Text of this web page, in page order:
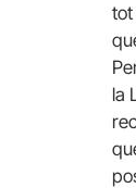
tot
la